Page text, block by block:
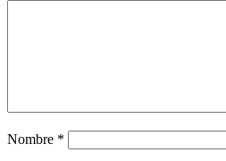
Nombre *